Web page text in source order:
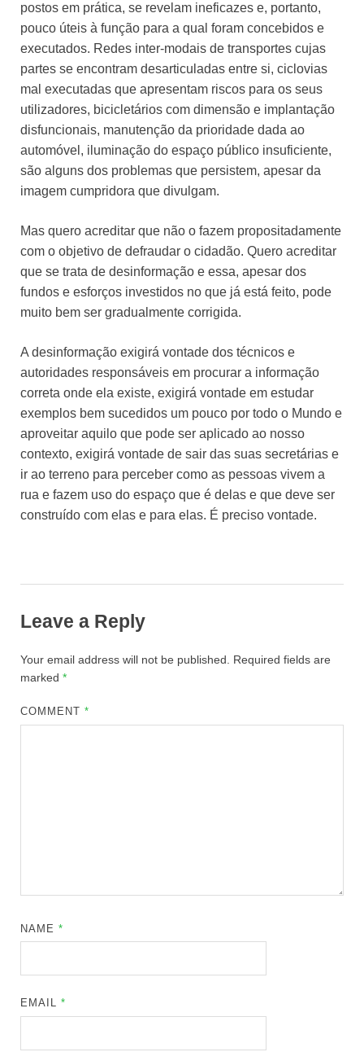
postos em prática, se revelam ineficazes e, portanto,
pouco úteis à função para a qual foram concebidos e
executados. Redes inter-modais de transportes cujas
partes se encontram desarticuladas entre si, ciclovias
mal executadas que apresentam riscos para os seus
utilizadores, bicicletários com dimensão e implantação
disfuncionais, manutenção da prioridade dada ao
automóvel, iluminação do espaço público insuficiente,
são alguns dos problemas que persistem, apesar da
imagem cumpridora que divulgam.
Mas quero acreditar que não o fazem propositadamente
com o objetivo de defraudar o cidadão. Quero acreditar
que se trata de desinformação e essa, apesar dos
fundos e esforços investidos no que já está feito, pode
muito bem ser gradualmente corrigida.
A desinformação exigirá vontade dos técnicos e
autoridades responsáveis em procurar a informação
correta onde ela existe, exigirá vontade em estudar
exemplos bem sucedidos um pouco por todo o Mundo e
aproveitar aquilo que pode ser aplicado ao nosso
contexto, exigirá vontade de sair das suas secretárias e
ir ao terreno para perceber como as pessoas vivem a
rua e fazem uso do espaço que é delas e que deve ser
construído com elas e para elas. É preciso vontade.
Leave a Reply
Your email address will not be published.
Required fields are
marked *
COMMENT*
NAME*
EMAIL*